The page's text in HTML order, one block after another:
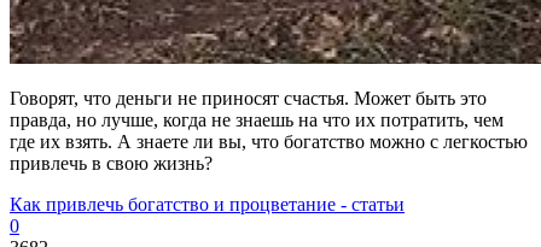
Говорят, что деньги не приносят счастья. Может быть это
правда, но лучше, когда не знаешь на что их потратить, чем
где их взять. А знаете ли вы, что богатство можно с легкостью
привлечь в свою жизнь?
Как привлечь богатство и процветание - статьи
0